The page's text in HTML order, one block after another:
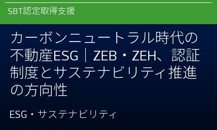
n
カーボンニュートラル時代の
不動産ESG｜ZEB・ZEH、認証
制度とサステナビリティ推進
の方向性
ESG・サステナビリティ
SBT認定取得支援